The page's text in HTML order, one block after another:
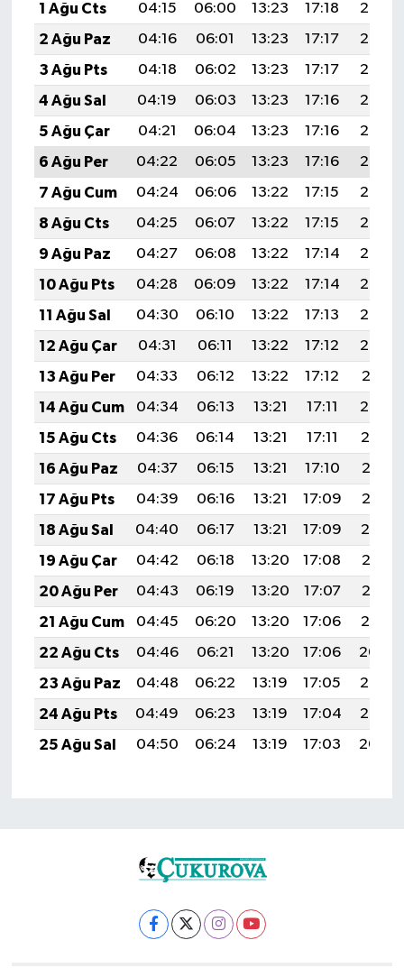
1 Ağu Cts
04:15 06:00 13:23 17:18
20:36
2 Ağu Paz
04:16 06:01 13:23 17:17
20:35
3 Ağu Pts
04:18 06:02 13:23 17:17
20:34
4 Ağu Sal
04:19 06:03 13:23 17:16
20:33
5 Ağu Çar
04:21 06:04 13:23 17:16
20:32
6 Ağu Per
04:22 06:05 13:23 17:16
20:30
7 Ağu Cum
04:24 06:06 13:22 17:15
20:29
8 Ağu Cts
04:25 06:07 13:22 17:15
20:28
9 Ağu Paz
04:27 06:08 13:22 17:14
20:27
10 Ağu Pts
04:28 06:09 13:22 17:14
20:25
11 Ağu Sal
04:30 06:10 13:22 17:13
20:24
12 Ağu Çar
04:31 06:11 13:22 17:12
20:23
13 Ağu Per
04:33 06:12 13:22 17:12
20:21
14 Ağu Cum
04:34 06:13 13:21 17:11
20:20
15 Ağu Cts
04:36 06:14 13:21 17:11
20:19
16 Ağu Paz
04:37 06:15 13:21 17:10
20:17
17 Ağu Pts
04:39 06:16 13:21 17:09
20:16
18 Ağu Sal
04:40 06:17 13:21 17:09
20:14
19 Ağu Çar
04:42 06:18 13:20 17:08
20:13
20 Ağu Per
04:43 06:19 13:20 17:07
20:12
21 Ağu Cum
04:45 06:20 13:20 17:06
20:10
22 Ağu Cts
04:46 06:21 13:20 17:06
20:09
23 Ağu Paz
04:48 06:22 13:19 17:05
20:07
24 Ağu Pts
04:49 06:23 13:19 17:04
20:06
25 Ağu Sal
04:50 06:24 13:19 17:03 20:04